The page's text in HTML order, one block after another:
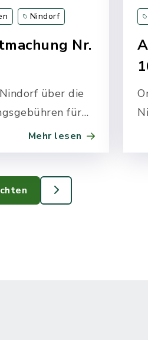
Nr.
über die
für
Feuerwehr
Nindorf
Mehr lesen